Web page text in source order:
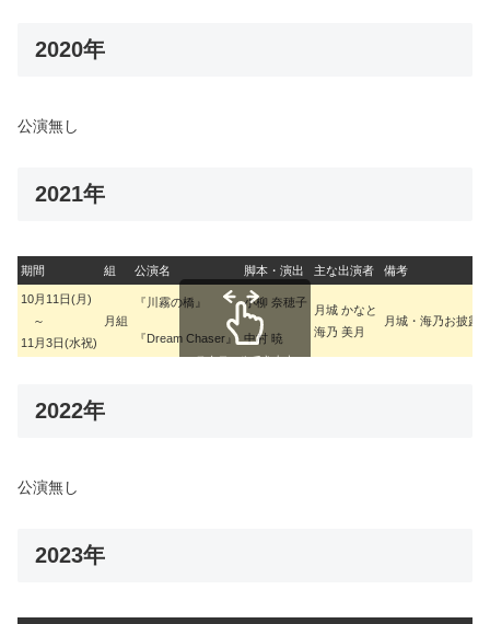
2020年
公演無し
2021年
期間 組 公演名 脚本・演出 主な出演者 備考
10月11日(月)
～
11月3日(水祝)
月組
『川霧の橋』 小柳 奈穂子
月城 かなと
海乃 美月
月城・海乃お披露
『Dream Chaser』 中村 暁
スクロールできます
2022年
公演無し
2023年